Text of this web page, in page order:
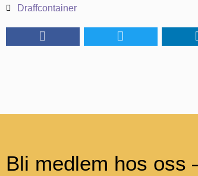
Draffcontainer
Bli medlem hos oss